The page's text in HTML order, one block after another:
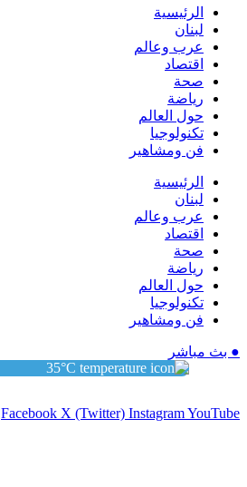
الرئيسية
لبنان
عرب وعالم
اقتصاد
صحة
رياضة
حول العالم
تكنولوجيا
فن ومشاهير
الرئيسية
لبنان
عرب وعالم
اقتصاد
صحة
رياضة
حول العالم
تكنولوجيا
فن ومشاهير
● بث مباشر
35°C
Facebook X (Twitter) InstagramYouTube